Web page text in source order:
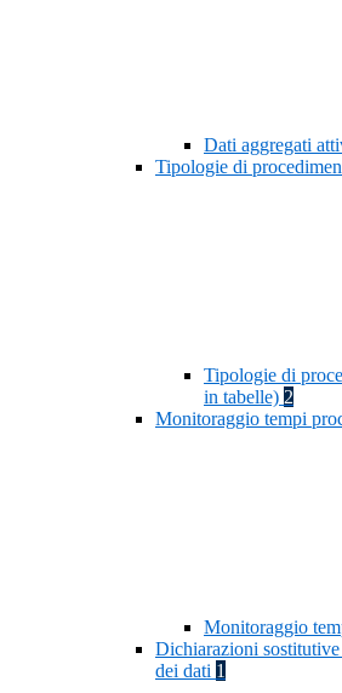
Dati aggregati
Tipologie di
Tipologie di
in tabelle) 2
Monitoraggio tempi
Monitoraggio
Dichiarazioni
dei dati 1